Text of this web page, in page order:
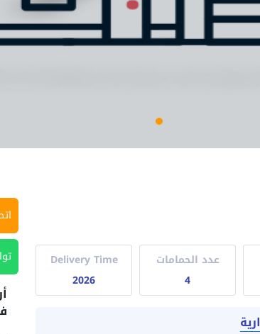
عدد الحمامات
4
Delivery Time
2026